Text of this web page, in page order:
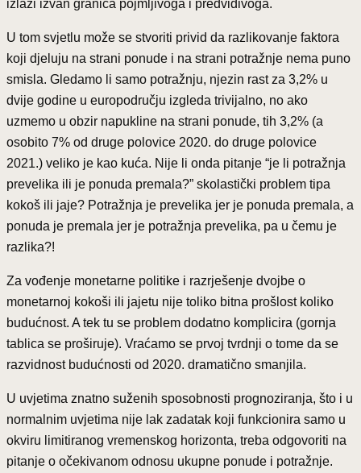
izlazi izvan granica pojmljivoga i predvidivoga.
U tom svjetlu može se stvoriti privid da razlikovanje faktora
koji djeluju na strani ponude i na strani potražnje nema puno
smisla. Gledamo li samo potražnju, njezin rast za 3,2% u
dvije godine u europodručju izgleda trivijalno, no ako
uzmemo u obzir napukline na strani ponude, tih 3,2% (a
osobito 7% od druge polovice 2020. do druge polovice
2021.) veliko je kao kuća. Nije li onda pitanje “je li potražnja
prevelika ili je ponuda premala?” skolastički problem tipa
kokoš ili jaje? Potražnja je prevelika jer je ponuda premala, a
ponuda je premala jer je potražnja prevelika, pa u čemu je
razlika?!
Za vođenje monetarne politike i razrješenje dvojbe o
monetarnoj kokoši ili jajetu nije toliko bitna prošlost koliko
budućnost. A tek tu se problem dodatno komplicira (gornja
tablica se proširuje). Vraćamo se prvoj tvrdnji o tome da se
razvidnost budućnosti od 2020. dramatično smanjila.
U uvjetima znatno suženih sposobnosti prognoziranja, što i u
normalnim uvjetima nije lak zadatak koji funkcionira samo u
okviru limitiranog vremenskog horizonta, treba odgovoriti na
pitanje o očekivanom odnosu ukupne ponude i potražnje.